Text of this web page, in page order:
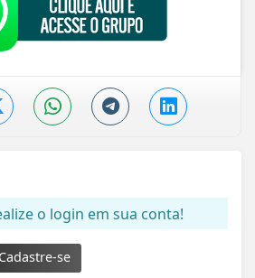
o login em sua conta!
Cadastre-se